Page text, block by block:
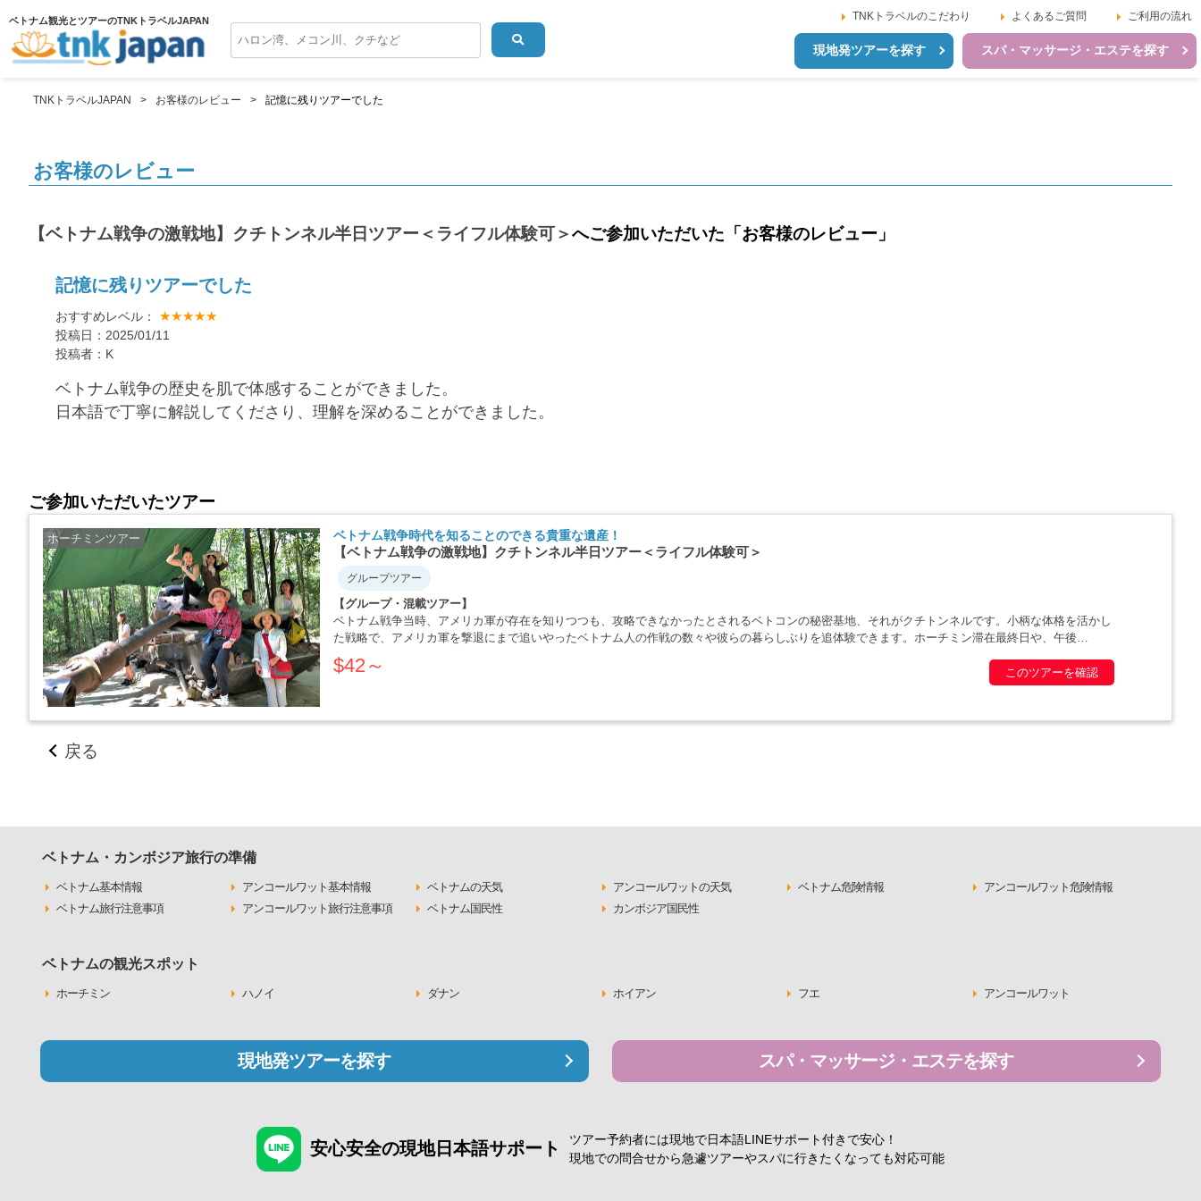
ベトナム観光とツアーのTNKトラベルJAPAN TNKトラベルのこだわり よくあるご質問 ご利用の流れ
現地発ツアーを探す スパ・マッサージ・エステを探す
TNKトラベルJAPAN お客様のレビュー 記憶に残りツアーでした
お客様のレビュー
【ベトナム戦争の激戦地】クチトンネル半日ツアー＜ライフル体験可＞へご参加いただいた「お客様のレビュー」
記憶に残りツアーでした
おすすめレベル： ★★★★★
投稿日：2025/01/11
投稿者：K
ベトナム戦争の歴史を肌で体感することができました。
日本語で丁寧に解説してくださり、理解を深めることができました。
ご参加いただいたツアー
ホーチミンツアー ベトナム戦争時代を知ることのできる貴重な遺産！
【ベトナム戦争の激戦地】クチトンネル半日ツアー＜ライフル体験可＞
グループツアー
【グループ・混載ツアー】
ベトナム戦争当時、アメリカ軍が存在を知りつつも、攻略できなかったとされるベトコンの秘密基地、それがクチトンネルです。小柄な体格を活かし
た戦略で、アメリカ軍を撃退にまで追いやったベトナム人の作戦の数々や彼らの暮らしぶりを追体験できます。ホーチミン滞在最終日や、午後
か・・・・・
$42～ このツアーを確認
戻る
ベトナム・カンボジア旅行の準備
ベトナム基本情報 アンコールワット基本情報 ベトナムの天気 アンコールワットの天気 ベトナム危険情報
アンコールワット危険情報
ベトナム旅行注意事項
アンコールワット旅行注意事項 ベトナム国民性 カンボジア国民性
ベトナムの観光スポット
ホーチミン ハノイ ダナン ホイアン フエ アンコールワット
現地発ツアーを探す スパ・マッサージ・エステを探す
安心安全の現地日本語サポート ツアー予約者には現地で日本語LINEサポート付きで安心！
現地での問合せから急遽ツアーやスパに行きたくなっても対応可能